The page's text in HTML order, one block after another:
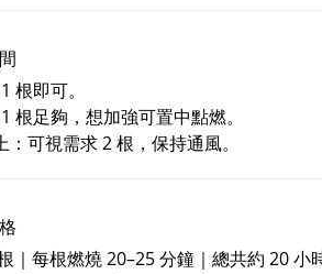
根即可。
根足夠，想加強可置中點燃。
：可視需求 2 根，保持通風。
｜每根燃燒 20–25 分鐘｜總共約 20 小